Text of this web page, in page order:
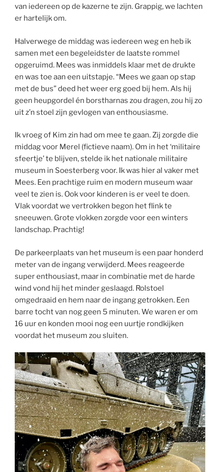
van iedereen op de kazerne te zijn. Grappig, we lachten
er hartelijk om.
Halverwege de middag was iedereen weg en heb ik
samen met een begeleidster de laatste rommel
opgeruimd. Mees was inmiddels klaar met de drukte
en was toe aan een uitstapje. “Mees we gaan op stap
met de bus” deed het weer erg goed bij hem. Als hij
geen heupgordel én borstharnas zou dragen, zou hij zo
uit z’n stoel zijn gevlogen van enthousiasme.
Ik vroeg of Kim zin had om mee te gaan. Zij zorgde die
middag voor Merel (fictieve naam). Om in het ‘militaire
sfeertje’ te blijven, stelde ik het nationale militaire
museum in Soesterberg voor. Ik was hier al vaker met
Mees. Een prachtige ruim en modern museum waar
veel te zien is. Ook voor kinderen is er veel te doen.
Vlak voordat we vertrokken begon het flink te
sneeuwen. Grote vlokken zorgde voor een winters
landschap. Prachtig!
De parkeerplaats van het museum is een paar honderd
meter van de ingang verwijderd. Mees reageerde
super enthousiast, maar in combinatie met de harde
wind vond hij het minder geslaagd. Rolstoel
omgedraaid en hem naar de ingang getrokken. Een
barre tocht van nog geen 5 minuten. We waren er om
16 uur en konden mooi nog een uurtje rondkijken
voordat het museum zou sluiten.